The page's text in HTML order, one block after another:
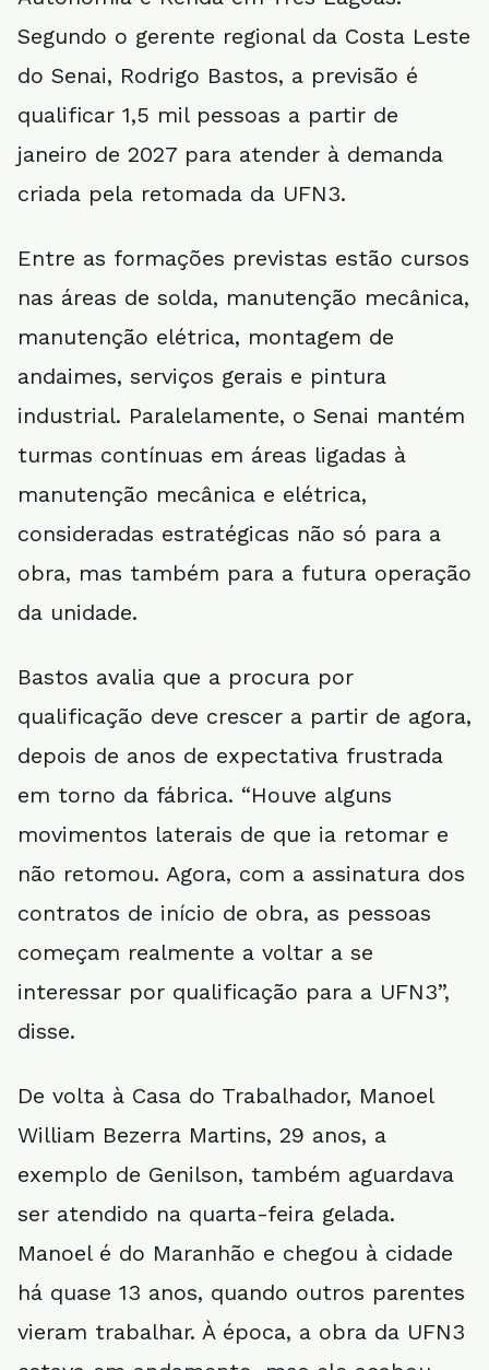
Segundo o gerente regional da Costa Leste
do Senai, Rodrigo Bastos, a previsão é
qualificar 1,5 mil pessoas a partir de
janeiro de 2027 para atender à demanda
criada pela retomada da UFN3.
Entre as formações previstas estão cursos
nas áreas de solda, manutenção mecânica,
manutenção elétrica, montagem de
andaimes, serviços gerais e pintura
industrial. Paralelamente, o Senai mantém
turmas contínuas em áreas ligadas à
manutenção mecânica e elétrica,
consideradas estratégicas não só para a
obra, mas também para a futura operação
da unidade.
Bastos avalia que a procura por
qualificação deve crescer a partir de agora,
depois de anos de expectativa frustrada
em torno da fábrica. “Houve alguns
movimentos laterais de que ia retomar e
não retomou. Agora, com a assinatura dos
contratos de início de obra, as pessoas
começam realmente a voltar a se
interessar por qualificação para a UFN3”,
disse.
De volta à Casa do Trabalhador, Manoel
William Bezerra Martins, 29 anos, a
exemplo de Genilson, também aguardava
ser atendido na quarta-feira gelada.
Manoel é do Maranhão e chegou à cidade
há quase 13 anos, quando outros parentes
vieram trabalhar. À época, a obra da UFN3